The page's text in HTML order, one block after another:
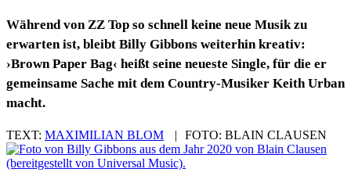
Während von ZZ Top so schnell keine neue Musik zu
erwarten ist, bleibt Billy Gibbons weiterhin kreativ:
›Brown Paper Bag‹ heißt seine neueste Single, für die er
gemeinsame Sache mit dem Country-Musiker Keith Urban
macht.
TEXT: MAXIMILIAN BLOM | FOTO: BLAIN CLAUSEN